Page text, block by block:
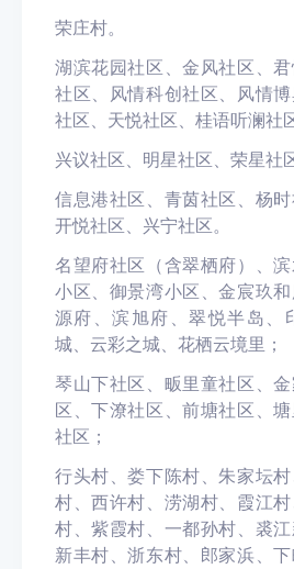
荣庄村。
湖滨花园社区、金风社区、
社区、风情科创社区、风情
社区、天悦社区、桂语听澜社
兴议社区、明星社区、荣星社
信息港社区、青茵社区、杨时
开悦社区、兴宁社区。
名望府社区（含翠栖府）、
小区、御景湾小区、金宸玖
源府、滨旭府、翠悦半岛、
城、云彩之城、花栖云境里；
琴山下社区、畈里童社区、
区、下潦社区、前塘社区、
社区；
行头村、娄下陈村、朱家坛
村、西许村、涝湖村、霞江
村、紫霞村、一都孙村、裘江
新丰村、浙东村、郎家浜、